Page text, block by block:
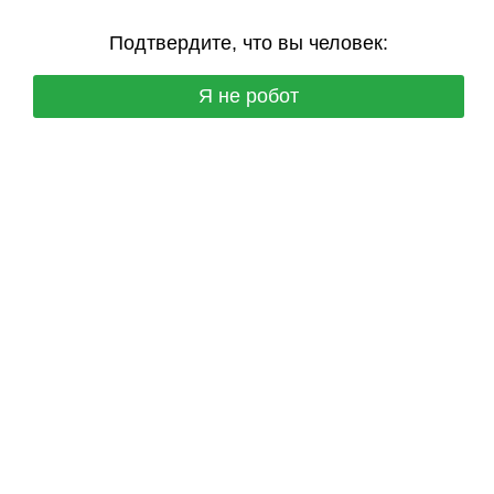
Подтвердите, что вы человек:
Я не робот